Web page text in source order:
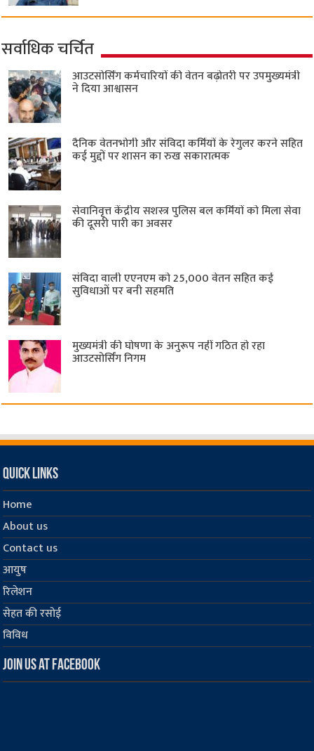
सर्वाधिक चर्चित
आउटसोर्सिंग कर्मचारियों की वेतन बढ़ोतरी पर उपमुख्यमंत्री
ने दिया आश्वासन
दैनिक वेतनभोगी और संविदा कर्मियों के रेगुलर करने सहित
कई मुद्दों पर शासन का रुख सकारात्मक
सेवानिवृत्त केंद्रीय सशस्त्र पुलिस बल ​कर्मियों को मिला सेवा
की दूसरी पारी का अवसर
संविदा वाली एएनएम को 25,000 वेतन सहित कई
सुविधाओं पर बनी सहमति
मुख्यमंत्री की घोषणा के अनुरूप नहीं गठित हो रहा
आउटसोर्सिंग निगम
Quick Links
Home
About us
Contact us
आयुष
रिलेशन
सेहत की रसोई
विविध
Join us at Facebook